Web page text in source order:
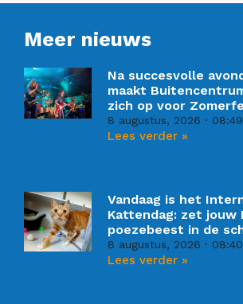
Meer nieuws
Na succesvolle
maakt
zich op voor
8 augustus, 2026 08:49
Lees verder »
Vandaag is het
Kattendag: zet jouw
poezebeest in de
8 augustus, 2026 08:40
Lees verder »